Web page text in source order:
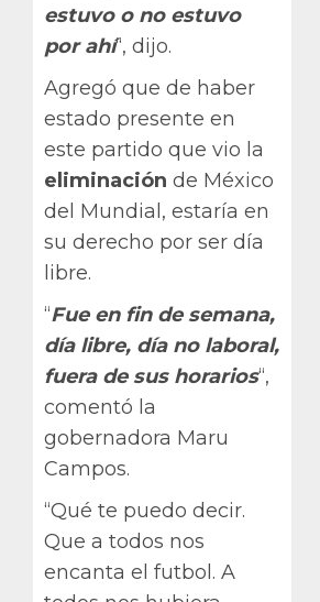
estuvo o no estuvo
por ahí“, dijo.
Agregó que de haber
estado presente en
este partido que vio la
eliminación de México
del Mundial, estaría en
su derecho por ser día
libre.
“Fue en fin de semana,
día libre, día no laboral,
fuera de sus horarios“,
comentó la
gobernadora Maru
Campos.
“Qué te puedo decir.
Que a todos nos
encanta el futbol. A